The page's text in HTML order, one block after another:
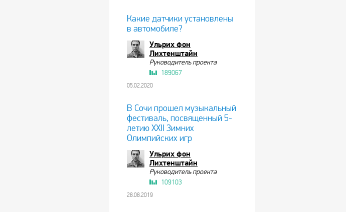
Какие датчики установлены
в автомобиле?
Ульрих фон
Лихтенштайн
Руководитель проекта
189067
05.02.2020
В Сочи прошел музыкальный
фестиваль, посвященный 5-
летию XXII Зимних
Олимпийских игр
Ульрих фон
Лихтенштайн
Руководитель проекта
109103
28.08.2019